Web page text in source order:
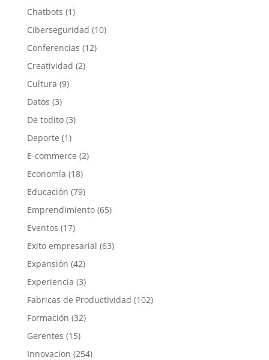
Chatbots (1)
Ciberseguridad (10)
Conferencias (12)
Creatividad (2)
Cultura (9)
Datos (3)
De todito(3)
Deporte (1)
E-commerce (2)
Economía (18)
Educación (79)
Emprendimiento(65)
Eventos (17)
Exito empresarial (63)
Expansión (42)
Experiencia (3)
Fabricas de Productividad (102)
Formación (32)
Gerentes (15)
Innovacion (254)